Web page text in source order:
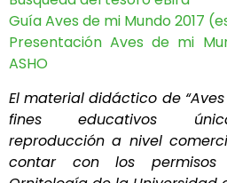
Guía Aves de mi Mundo 2017
Presentación Aves de mi
ASHO
El material didáctico de
fines educativos
reproducción a nivel
contar con los